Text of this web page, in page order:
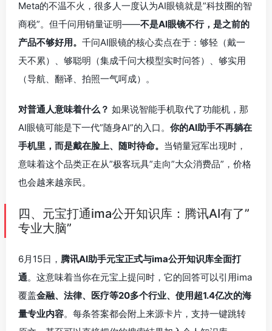
Meta的不温不火，很多人一度认为AI眼镜就是”科技圈的智
商税”。但千问用销量证明——不是AI眼镜不行，是之前的
产品不够好用。 千问AI眼镜的核心卖点在于：够轻（戴一
天不累）、够聪明（集成千问大模型实时问答）、够实用
（导航、翻译、拍照一气呵成）。
对普通人意味着什么？ 如果说智能手机取代了功能机，那
AI眼镜可能是下一代”随身AI”的入口。 你的AI助手不再躺在
手机里，而是戴在脸上、随时待命。 当销量冠军出现时，
意味着这个品类正在从”极客玩具”走向”大众消费品”，价格
也会越来越亲民。
四、元宝打通ima公开知识库：腾讯AI有了”
专业大脑”
6月15日， 腾讯AI助手元宝正式与ima公开知识库全面打
通。这意味着当你在元宝上提问时，它的回答可以引用ima
覆盖金融、法律、医疗等20多个行业、使用超1.4亿次的海
量专业内容。每条答案都会附上来源卡片，支持一键跳转